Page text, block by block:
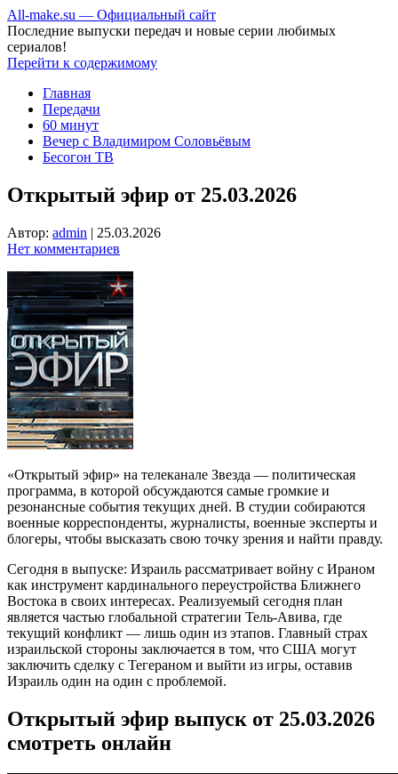
All-make.su — Официальный сайт
Последние выпуски передач и новые серии любимых
сериалов!
Перейти к содержимому
Главная
Передачи
60 минут
Вечер с Владимиром Соловьёвым
Бесогон ТВ
Открытый эфир от 25.03.2026
Автор: admin | 25.03.2026
Нет комментариев
«Открытый эфир» на телеканале Звезда — политическая
программа, в которой обсуждаются самые громкие и
резонансные события текущих дней. В студии собираются
военные корреспонденты, журналисты, военные эксперты и
блогеры, чтобы высказать свою точку зрения и найти правду.
Сегодня в выпуске: Израиль рассматривает войну с Ираном
как инструмент кардинального переустройства Ближнего
Востока в своих интересах. Реализуемый сегодня план
является частью глобальной стратегии Тель-Авива, где
текущий конфликт — лишь один из этапов. Главный страх
израильской стороны заключается в том, что США могут
заключить сделку с Тегераном и выйти из игры, оставив
Израиль один на один с проблемой.
Открытый эфир выпуск от 25.03.2026
смотреть онлайн